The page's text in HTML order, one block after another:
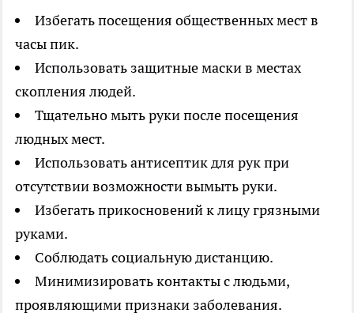
Избегать посещения общественных мест в
часы пик.
Использовать защитные маски в местах
скопления людей.
Тщательно мыть руки после посещения
людных мест.
Использовать антисептик для рук при
отсутствии возможности вымыть руки.
Избегать прикосновений к лицу грязными
руками.
Соблюдать социальную дистанцию.
Минимизировать контакты с людьми,
проявляющими признаки заболевания.